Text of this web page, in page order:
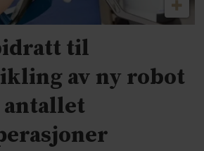
til
av ny robot